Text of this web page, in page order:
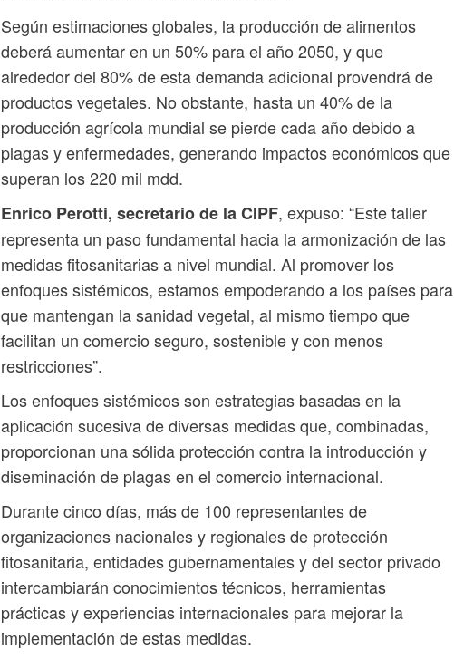
Según estimaciones globales, la producción de alimentos
deberá aumentar en un 50% para el año 2050, y que
alrededor del 80% de esta demanda adicional provendrá de
productos vegetales. No obstante, hasta un 40% de la
producción agrícola mundial se pierde cada año debido a
plagas y enfermedades, generando impactos económicos que
superan los 220 mil mdd.
Enrico Perotti, secretario de la CIPF, expuso: “Este taller
representa un paso fundamental hacia la armonización de las
medidas fitosanitarias a nivel mundial. Al promover los
enfoques sistémicos, estamos empoderando a los países para
que mantengan la sanidad vegetal, al mismo tiempo que
facilitan un comercio seguro, sostenible y con menos
restricciones”.
Los enfoques sistémicos son estrategias basadas en la
aplicación sucesiva de diversas medidas que, combinadas,
proporcionan una sólida protección contra la introducción y
diseminación de plagas en el comercio internacional.
Durante cinco días, más de 100 representantes de
organizaciones nacionales y regionales de protección
fitosanitaria, entidades gubernamentales y del sector privado
intercambiarán conocimientos técnicos, herramientas
prácticas y experiencias internacionales para mejorar la
implementación de estas medidas.